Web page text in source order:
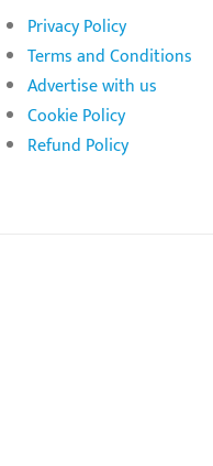
Privacy Policy
Terms and Conditions
Advertise with us
Cookie Policy
Refund Policy